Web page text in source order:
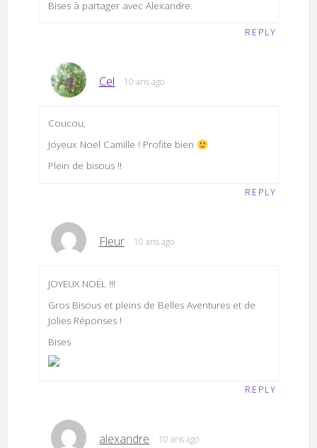
Bises à partager avec Alexandre.
REPLY
Cel 10 ans ago
Coucou,
Joyeux Noel Camille ! Profite bien
Plein de bisous !!
REPLY
Fleur 10 ans ago
JOYEUX NOËL !!!
Gros Bisous et pleins de Belles Aventures et de
Jolies Réponses !
Bises
REPLY
alexandre 10 ans ago